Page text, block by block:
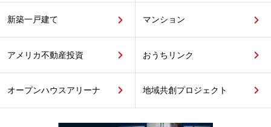
新築一戸建て マンション
アメリカ不動産投資 おうちリンク
オープンハウスアリーナ 地域共創プロジェクト